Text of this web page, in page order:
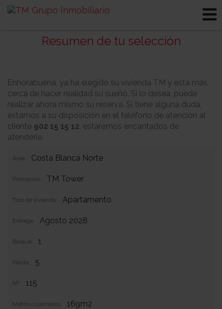
Resumen de tu selección
Enhorabuena, ya ha elegido su vivienda TM y está más
cerca de hacer realidad su sueño. Si lo desea, puede
realizar ahora mismo su reserva. Si tiene alguna duda,
estamos a su disposición en el teléfono de atención al
cliente 902 15 15 12, estaremos encantados de
atenderle.
Área: Costa Blanca Norte
Promoción: TM Tower
Tipo de vivienda: Apartamento
Entrega: Agosto 2028
Bloque: 1
Planta: 5
Nº: 115
Metros cuadrados: 169m2